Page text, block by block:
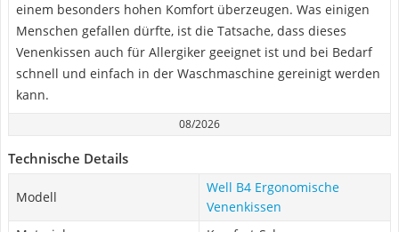
einem besonders hohen Komfort überzeugen. Was einigen
Menschen gefallen dürfte, ist die Tatsache, dass dieses
Venenkissen auch für Allergiker geeignet ist und bei Bedarf
schnell und einfach in der Waschmaschine gereinigt werden
kann.
08/2026
Technische Details
Modell
Well B4 Ergonomische
Venenkissen